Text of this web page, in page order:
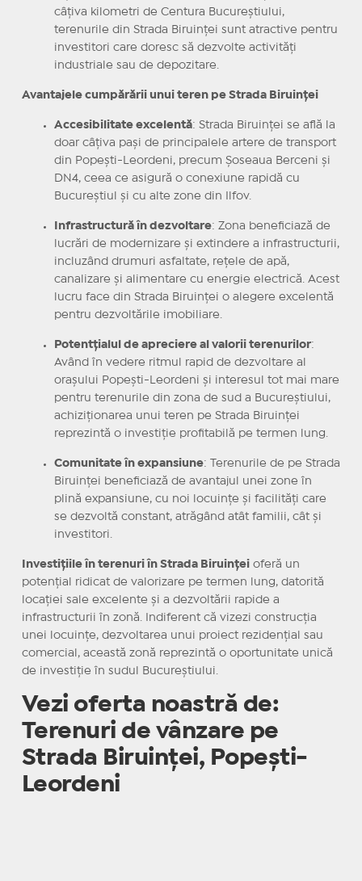
câțiva kilometri de Centura Bucureștiului,
terenurile din Strada Biruinței sunt atractive pentru
investitori care doresc să dezvolte activități
industriale sau de depozitare.
Avantajele cumpărării unui teren pe Strada Biruinței
Accesibilitate excelentă: Strada Biruinței se află la
doar câțiva pași de principalele artere de transport
din Popești-Leordeni, precum Șoseaua Berceni și
DN4, ceea ce asigură o conexiune rapidă cu
Bucureștiul și cu alte zone din Ilfov.
Infrastructură în dezvoltare: Zona beneficiază de
lucrări de modernizare și extindere a infrastructurii,
incluzând drumuri asfaltate, rețele de apă,
canalizare și alimentare cu energie electrică. Acest
lucru face din Strada Biruinței o alegere excelentă
pentru dezvoltările imobiliare.
Potentțialul de apreciere al valorii terenurilor:
Având în vedere ritmul rapid de dezvoltare al
orașului Popești-Leordeni și interesul tot mai mare
pentru terenurile din zona de sud a Bucureștiului,
achiziționarea unui teren pe Strada Biruinței
reprezintă o investiție profitabilă pe termen lung.
Comunitate în expansiune: Terenurile de pe Strada
Biruinței beneficiază de avantajul unei zone în
plină expansiune, cu noi locuințe și facilități care
se dezvoltă constant, atrăgând atât familii, cât și
investitori.
Investițiile în terenuri în Strada Biruințeioferă un
potențial ridicat de valorizare pe termen lung, datorită
locației sale excelente și a dezvoltării rapide a
infrastructurii în zonă. Indiferent că vizezi construcția
unei locuințe, dezvoltarea unui proiect rezidențial sau
comercial, această zonă reprezintă o oportunitate unică
de investiție în sudul Bucureștiului.
Vezi oferta noastră de:
Terenuri de vânzare pe
Strada Biruinței, Popești-
Leordeni